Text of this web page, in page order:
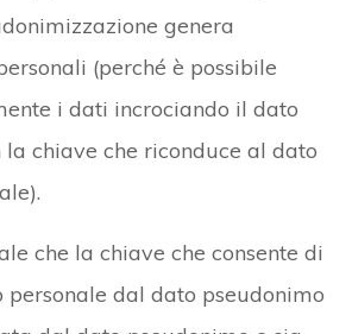
genera
(perché è possibile
i dati incrociando il dato
la chiave che riconduce al dato
che la chiave che consente di
dal dato pseudonimo